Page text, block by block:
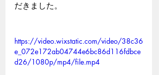
だきました。
https://video.wixstatic.com/video/38c36
e_072e172ab04744e6bc86d116fdbce
d26/1080p/mp4/file.mp4